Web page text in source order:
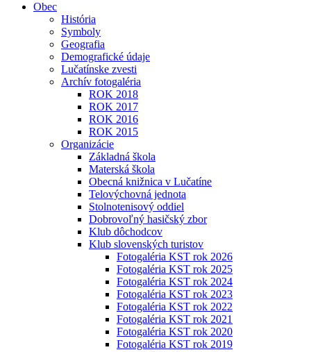
Obec
História
Symboly
Geografia
Demografické údaje
Lučatínske zvesti
Archív fotogaléria
ROK 2018
ROK 2017
ROK 2016
ROK 2015
Organizácie
Základná škola
Materská škola
Obecná knižnica v Lučatíne
Telovýchovná jednota
Stolnotenisový oddiel
Dobrovoľný hasičský zbor
Klub dôchodcov
Klub slovenských turistov
Fotogaléria KST rok 2026
Fotogaléria KST rok 2025
Fotogaléria KST rok 2024
Fotogaléria KST rok 2023
Fotogaléria KST rok 2022
Fotogaléria KST rok 2021
Fotogaléria KST rok 2020
Fotogaléria KST rok 2019